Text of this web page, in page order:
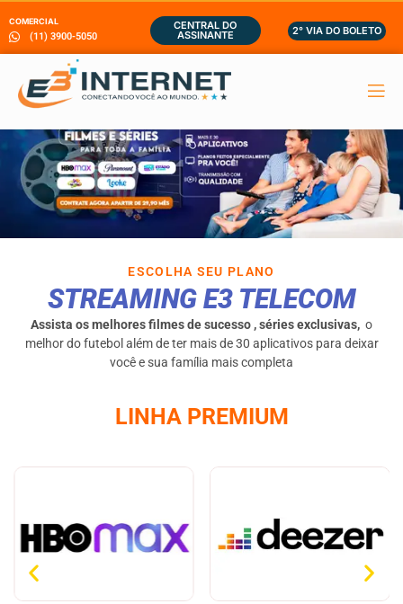
COMERCIAL
(11) 3900-5050
CENTRAL DO
ASSINANTE 2° VIA DO BOLETO
Aplicativos On Demand
ESCOLHA SEU PLANO
STREAMING E3 TELECOM
Assista os melhores filmes de sucesso , séries exclusivas, o
melhor do futebol além de ter mais de 30 aplicativos para deixar
você e sua família mais completa
LINHA PREMIUM